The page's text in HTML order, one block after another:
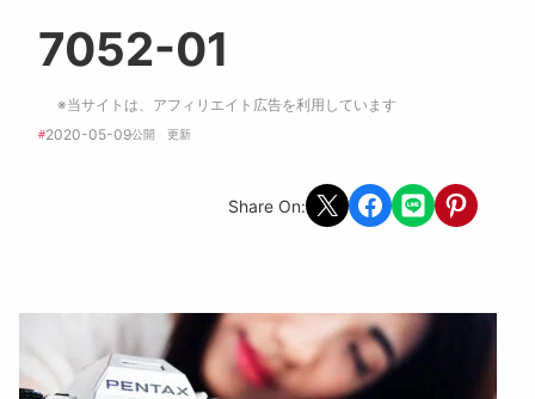
7052-01
※当サイトは、アフィリエイト広告を利用しています
#2020-05-09公開 更新
Share On: Share on X Share on Facebook
Share on LINEShare on